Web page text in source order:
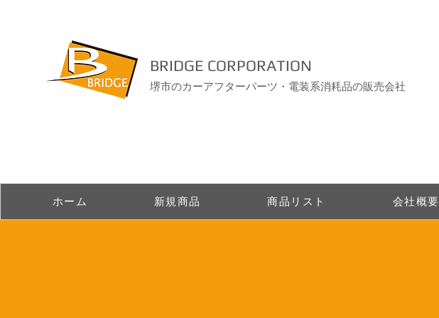
BRIDGE CORPORATION
堺市のカーアフターパーツ・電装系消耗品の販売会社
ホーム 新規商品 商品リスト 会社概要